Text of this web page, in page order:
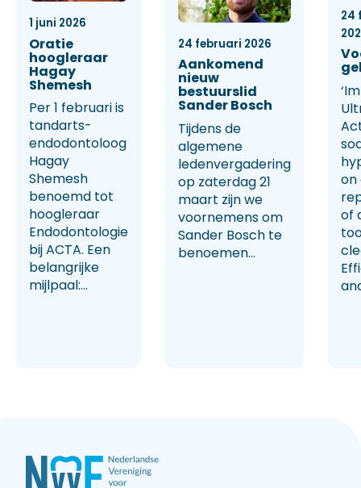
1 juni 2026
Oratie
hoogleraar
Hagay
Shemesh
Per 1 februari is
tandarts-
endodontoloog
Hagay
Shemesh
benoemd tot
hoogleraar
Endodontologie
bij ACTA. Een
belangrijke
mijlpaal:...
24 februari 2026
Aankomend
nieuw
bestuurslid
Sander Bosch
Tijdens de
algemene
ledenvergadering
op zaterdag 21
maart zijn we
voornemens om
Sander Bosch te
benoemen...
24
on
of